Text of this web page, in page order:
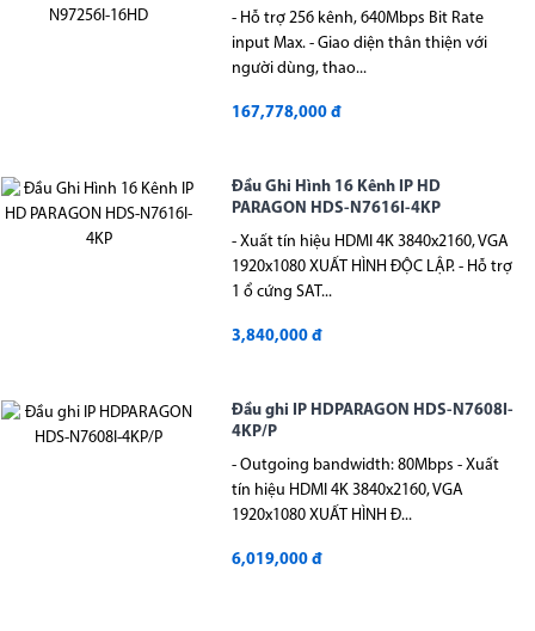
- Hỗ trợ 256 kênh, 640Mbps Bit Rate
input Max. - Giao diện thân thiện với
người dùng, thao...
167,778,000 đ
Đầu Ghi Hình 16 Kênh IP HD
PARAGON HDS-N7616I-4KP
- Xuất tín hiệu HDMI 4K 3840x2160, VGA
1920x1080 XUẤT HÌNH ĐỘC LẬP. - Hỗ trợ
1 ổ cứng SAT...
3,840,000 đ
Đầu ghi IP HDPARAGON HDS-N7608I-
4KP/P
- Outgoing bandwidth: 80Mbps - Xuất
tín hiệu HDMI 4K 3840x2160, VGA
1920x1080 XUẤT HÌNH Đ...
6,019,000 đ